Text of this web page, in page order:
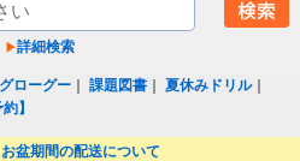
詳細検索
グローグー ｜課題図書 ｜夏休みドリル｜
】
お盆期間の配送について